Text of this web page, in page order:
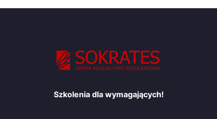
Szkolenia dla wymagających!